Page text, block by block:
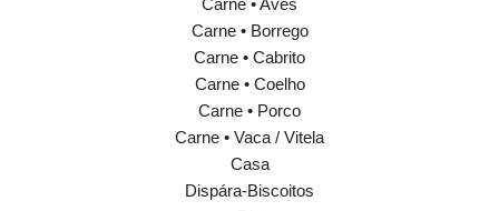
Carne • Borrego
Carne • Cabrito
Carne • Coelho
Carne • Porco
Carne • Vaca / Vitela
Casa
Dispára-Biscoitos